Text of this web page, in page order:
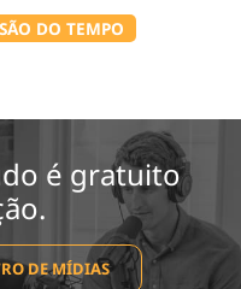
DO TEMPO
é gratuito
DE MÍDIAS